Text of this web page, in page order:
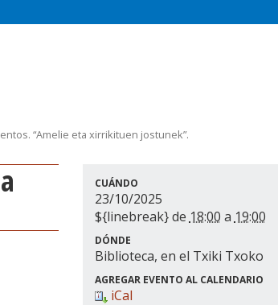
“Amelie eta xirrikituen jostunek”.
CUÁNDO
23/10/2025
${linebreak} de 18:00 a 19:00
DÓNDE
Biblioteca, en el Txiki Txoko
AGREGAR EVENTO AL CALENDARIO
iCal